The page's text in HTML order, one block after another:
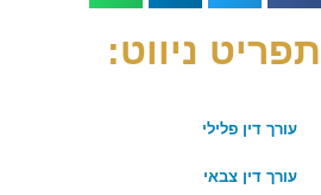
תפריט ניווט:
עורך דין פלילי
עורך דין צבאי